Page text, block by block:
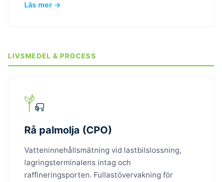
Läs mer →
LIVSMEDEL & PROCESS
Rå palmolja (CPO)
Vatteninnehållsmätning vid lastbilslossning,
lagringsterminalens intag och
raffineringsporten. Fullastövervakning för